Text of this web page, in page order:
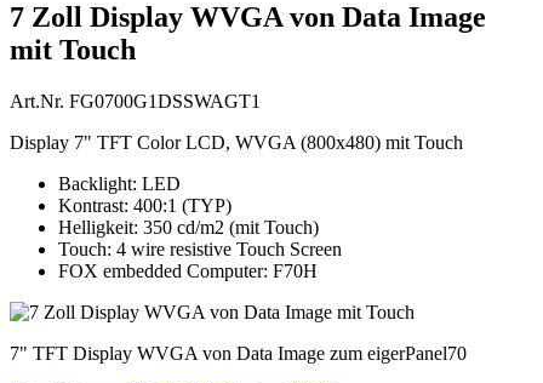
7 Zoll Display WVGA von Data Image
mit Touch
Art.Nr. FG0700G1DSSWAGT1
Display 7" TFT Color LCD, WVGA (800x480) mit Touch
Backlight: LED
Kontrast: 400:1 (TYP)
Helligkeit: 350 cd/m2 (mit Touch)
Touch: 4 wire resistive Touch Screen
FOX embedded Computer: F70H
7" TFT Display WVGA von Data Image zum eigerPanel70